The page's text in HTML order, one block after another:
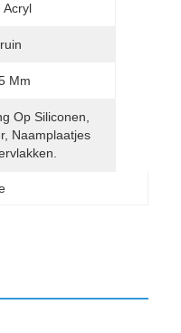
Acryl
Mm
Op Siliconen,
Naamplaatjes